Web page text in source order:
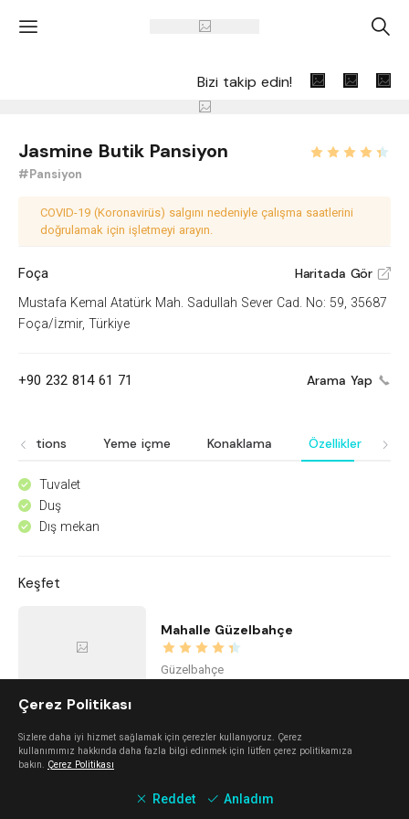
' A
Bizi takip edin!
Jasmine Butik Pansiyon
#Pansiyon
COVID-19 (Koronavirüs) salgını nedeniyle çalışma saatlerini
doğrulamak için işletmeyi arayın.
Foça Haritada Gör V
Mustafa Kemal Atatürk Mah. Sadullah Sever Cad. No: 59, 35687
Foça/İzmir, Türkiye
+90 232 814 61 71 Arama Yap
Yeme içme Konaklama Özellikler
^ Tuvalet
^ Duş
^ Dış mekan
Keşfet
Mahalle Güzelbahçe
Güzelbahçe
Çerez Politikası
Sizlere daha iyi hizmet sağlamak için çerezler kullanıyoruz. Çerez
kullanımımız hakkında daha fazla bilgi edinmek için lütfen çerez politikamıza
bakın. Çerez Politikası
Reddet Anladım